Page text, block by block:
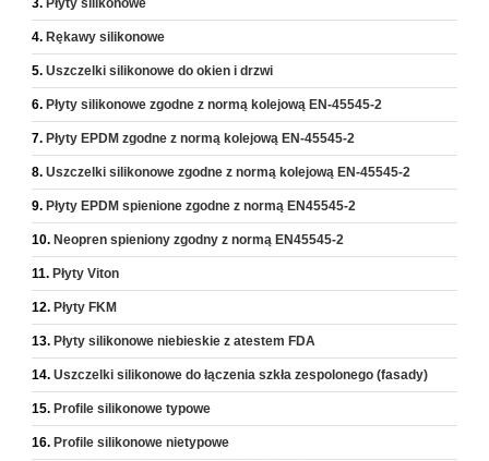
Płyty silikonowe
Rękawy silikonowe
Uszczelki silikonowe do okien i drzwi
Płyty silikonowe zgodne z normą kolejową EN-45545-2
Płyty EPDM zgodne z normą kolejową EN-45545-2
Uszczelki silikonowe zgodne z normą kolejową EN-45545-2
Płyty EPDM spienione zgodne z normą EN45545-2
Neopren spieniony zgodny z normą EN45545-2
Płyty Viton
Płyty FKM
Płyty silikonowe niebieskie z atestem FDA
Uszczelki silikonowe do łączenia szkła zespolonego (fasady)
Profile silikonowe typowe
Profile silikonowe nietypowe